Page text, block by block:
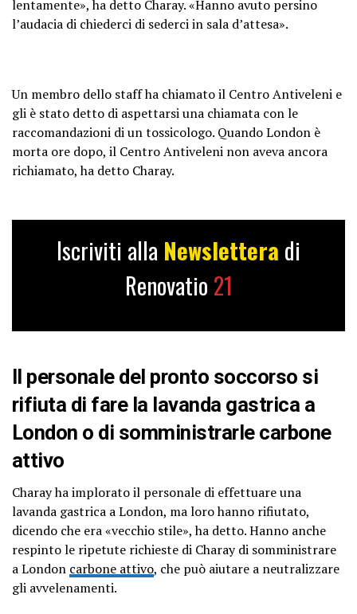
lentamente», ha detto Charay. «Hanno avuto persino
l’audacia di chiederci di sederci in sala d’attesa».
Un membro dello staff ha chiamato il Centro Antiveleni e
gli è stato detto di aspettarsi una chiamata con le
raccomandazioni di un tossicologo. Quando London è
morta ore dopo, il Centro Antiveleni non aveva ancora
richiamato, ha detto Charay.
Iscriviti alla Newslettera di
Renovatio 21
Il personale del pronto soccorso si
rifiuta di fare la lavanda gastrica a
London o di somministrarle carbone
attivo
Charay ha implorato il personale di effettuare una
lavanda gastrica a London, ma loro hanno rifiutato,
dicendo che era «vecchio stile», ha detto. Hanno anche
respinto le ripetute richieste di Charay di somministrare
a London carbone attivo, che può aiutare a neutralizzare
gli avvelenamenti.